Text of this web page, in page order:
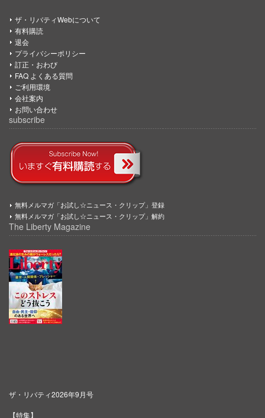
ザ・リバティWebについて
有料購読
退会
プライバシーポリシー
訂正・おわび
FAQ よくある質問
ご利用環境
会社案内
お問い合わせ
subscribe
無料メルマガ「お試し☆ニュース・クリップ」登録
無料メルマガ「お試し☆ニュース・クリップ」解約
The Liberty Magazine
ザ・リバティ2026年9月号
【特集】